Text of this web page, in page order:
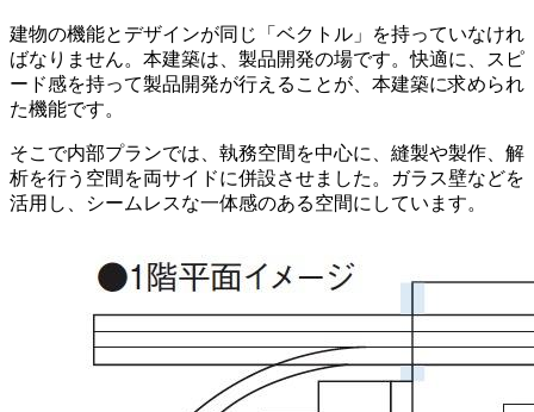
建物の機能とデザインが同じ「ベクトル」を持っていなけれ
ばなりません。本建築は、製品開発の場です。快適に、スピ
ード感を持って製品開発が行えることが、本建築に求められ
た機能です。
そこで内部プランでは、執務空間を中心に、縫製や製作、解
析を行う空間を両サイドに併設させました。ガラス壁などを
活用し、シームレスな一体感のある空間にしています。